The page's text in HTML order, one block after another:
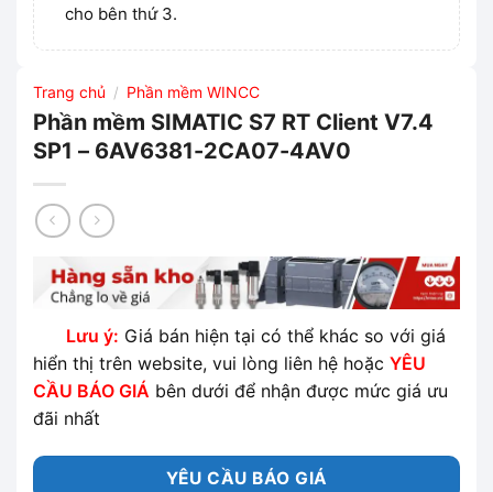
cho bên thứ 3.
Trang chủ / Phần mềm WINCC
Phần mềm SIMATIC S7 RT Client V7.4
SP1 – 6AV6381-2CA07-4AV0
Lưu ý: Giá bán hiện tại có thể khác so với giá
hiển thị trên website, vui lòng liên hệ hoặc YÊU
CẦU BÁO GIÁ bên dưới để nhận được mức giá ưu
đãi nhất
YÊU CẦU BÁO GIÁ